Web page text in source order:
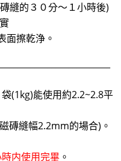
縫的３０分～１小時後)
面擦乾浄。
(1kg)能使用約2.2~2.8平
磚縫幅2.2mm的場合)。
内使用完畢 。